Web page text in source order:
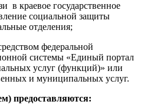
в краевое государственное
социальной защиты
отделения;
федеральной
системы «Единый портал
услуг (функций)» или
и муниципальных услуг.
предоставляются: